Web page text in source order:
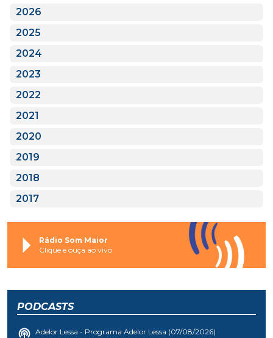
2026
2025
2024
2023
2022
2021
2020
2019
2018
2017
Rádio Som Maior
Clique e ouça ao vivo
PODCASTS
Adelor Lessa - Programa Adelor Lessa (07/08/2026)